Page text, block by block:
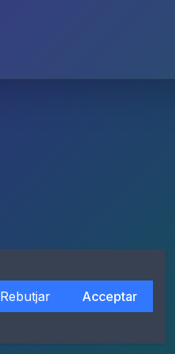
Rebutjar Acceptar